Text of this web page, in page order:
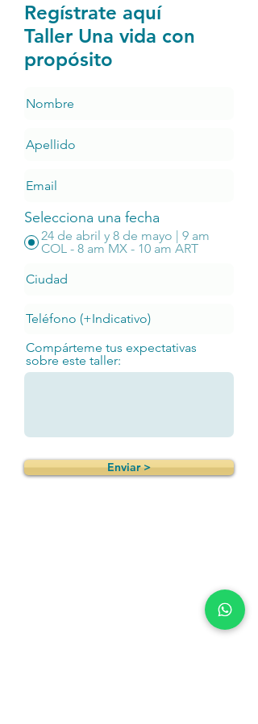
Regístrate aquí
Taller Una vida con
propósito
Selecciona una fecha
24 de abril y 8 de mayo | 9 am
COL - 8 am MX - 10 am ART
Compárteme tus expectativas
sobre este taller:
Enviar >